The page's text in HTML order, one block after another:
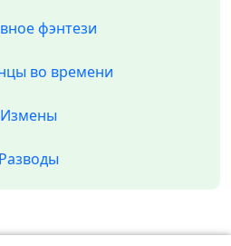
фэнтези
во времени
Измены
Разводы